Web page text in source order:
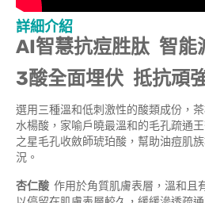
詳細介紹
AI智慧抗痘胜肽 智能
3酸全面埋伏 抵抗頑
選用三種溫和低刺激性的酸類成份，
水楊酸，家喻戶曉最溫和的毛孔疏通
之星毛孔收斂師琥珀酸，幫助油痘肌
況。
杏仁酸 作用於角質肌膚表層，溫和且